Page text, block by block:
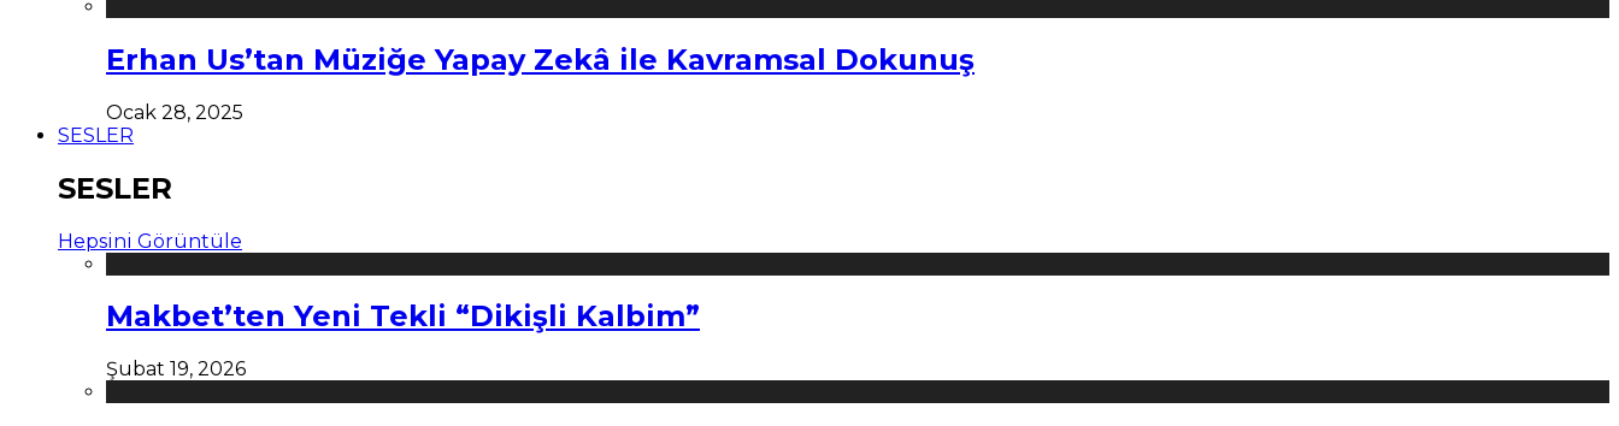
Erhan Us’tan Müziğe Yapay Zekâ ile Kavramsal Dokunuş
Ocak 28, 2025
SESLER
SESLER
Hepsini Görüntüle
Makbet’ten Yeni Tekli “Dikişli Kalbim”
Şubat 19, 2026